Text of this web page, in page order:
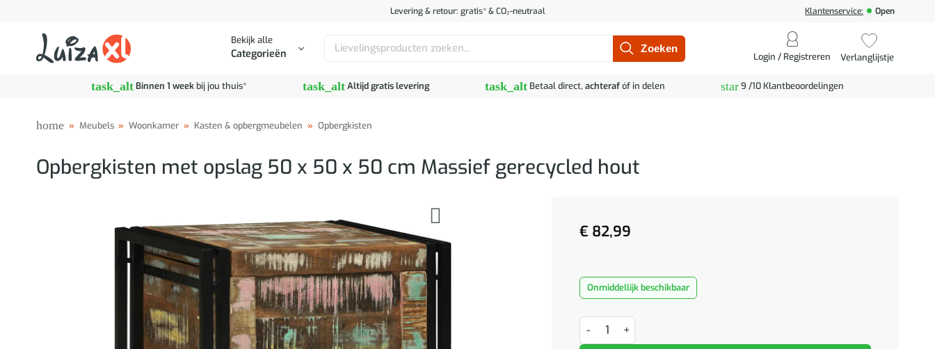
Levering & retour: gratis* & CO₂-neutraal Klantenservice: Open
Bekijk alle
Categorieën
Zoeken
Login / Registreren Verlanglijstje
task_altBinnen 1 weekbij jou thuis* task_altAltijd gratis levering task_alt Betaal direct, achterafóf in delen star9 /10 Klantbeoordelingen
home » Meubels » Woonkamer » Kasten & opbergmeubelen » Opbergkisten
Opbergkisten met opslag 50 x 50 x 50 cm Massief gerecycled hout
€ 82,99
Onmiddellijk beschikbaar
Opbergkisten met opslag 50 x 50 x 50 cm Massief gerecycled hout aantal